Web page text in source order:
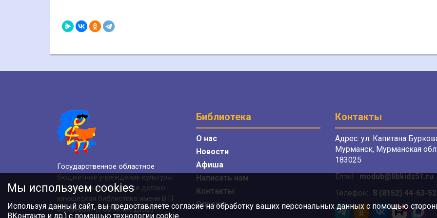
Государственное областное
бюджетное учреждение культуры
«Мурманская областная детско-
юношеская библиотека имени В.П.
Махаевой» (ГОБУК МОДЮБ)
Библиотека
О нас
Новости
Афиша
Написать нам
Контакты
Опросы
Контакты
Адрес: ул. Капитана
Мурманск, Мурманская
183025
Email: modub@libkids51.ru
Телефон: 8 (8152) 44-63-52
Мы используем cookies
Используя данный сайт, вы предоставляете согласие на обработку ваших персональных данных с помощью
ВКонтакте и др.) с помощью технологии cookie.